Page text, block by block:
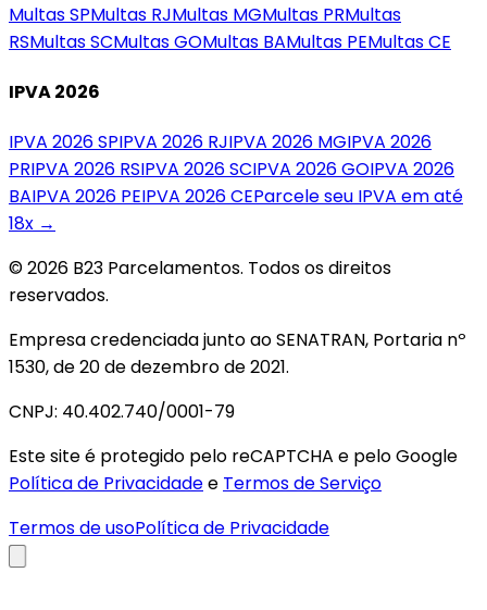
MultasSPMultas RJMultas MGMultas PRMultas
RSMultasSCMultasGOMultas BAMultas PEMultasCE
IPVA 2026
IPVA 2026SPIPVA 2026 RJIPVA 2026 MGIPVA 2026
PRIPVA 2026 RSIPVA 2026SCIPVA 2026GOIPVA 2026
BAIPVA 2026 PEIPVA 2026CEParcele seu IPVA em até
18x →
© 2026 B23 Parcelamentos. Todos os direitos
reservados.
Empresa credenciada junto ao SENATRAN, Portaria nº
1530, de 20 de dezembro de 2021.
CNPJ: 40.402.740/0001-79
Este site é protegido pelo reCAPTCHA e pelo Google
Política de Privacidadee Termos de Serviço
Termos de usoPolítica de Privacidade